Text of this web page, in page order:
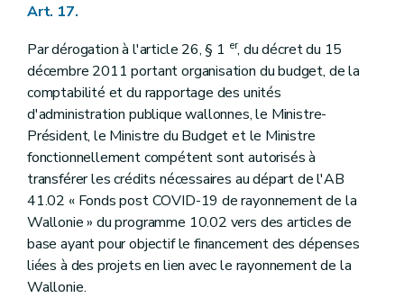
Art. 17.
Par dérogation à l'article 26, § 1 er, du décret du 15
décembre 2011 portant organisation du budget, de la
comptabilité et du rapportage des unités
d'administration publique wallonnes, le Ministre-
Président, le Ministre du Budget et le Ministre
fonctionnellement compétent sont autorisés à
transférer les crédits nécessaires au départ de l'AB
41.02 « Fonds post COVID-19 de rayonnement de la
Wallonie » du programme 10.02 vers des articles de
base ayant pour objectif le financement des dépenses
liées à des projets en lien avec le rayonnement de la
Wallonie.